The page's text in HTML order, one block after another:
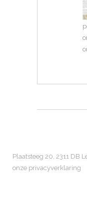
Plaatsteeg 20, 2311 DB
onze privacyverklaring